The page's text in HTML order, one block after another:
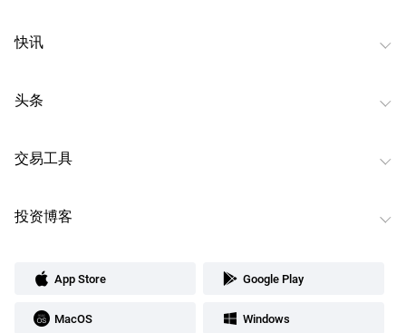
快讯
头条
交易工具
投资博客
App Store Google Play
MacOS Windows